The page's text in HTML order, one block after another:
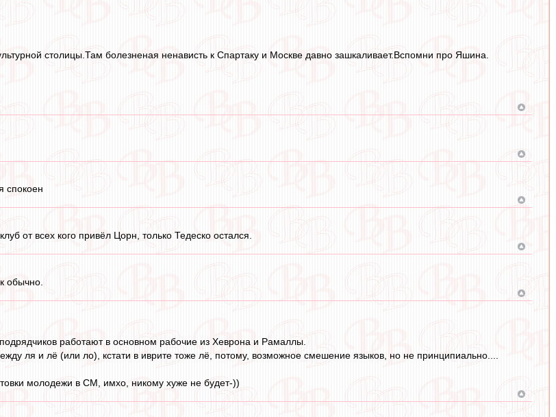
столицы.Там болезненая ненависть к Спартаку и Москве давно зашкаливает.Вспомни про Яшина.
спокоен
от всех кого привёл Цорн, только Тедеско остался.
обычно.
работают в основном рабочие из Хеврона и Рамаллы.
ля и лё (или ло), кстати в иврите тоже лё, потому, возможное смешение языков, но не принципиально....
молодежи в СМ, имхо, никому хуже не будет-))